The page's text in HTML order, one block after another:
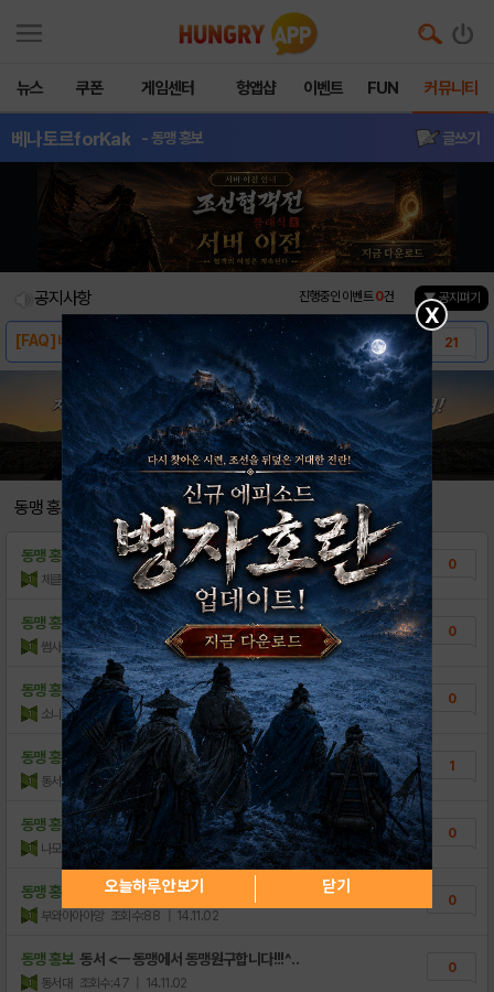
뉴스 쿠폰 게임센터 헝앱샵 이벤트 FUN 커뮤니티
베나토르forKak - 동맹 홍보 글쓰기
공지사항 진행중인 이벤트0건 ▼ 공지펴기
[FAQ] 베나토르 주요 질문 모음 21
[안내] 베나토르 상단 동영상 컨텐츠 추가
베나토르 for kakao :드래곤의 미궁 사..
[점검](완료) 10/22(목) 10:30 ~..
[안내] 서비스 종료 공지
[안내] 베나토르 for itembay 서비스..
[안내] 헝그리앱 TV 베나토르 방송안내 3
[등급표] 영웅등급표 (수정)
[공략&영상] 광역평타?! 신규영웅 블라디아
[공략&영상] 신규영웅 크누트
[베나토르 공략 영상 모음집]
[가이드] 알면 도움 되는 베나토르 가이드 5
[공략집] 반드시 읽어봐야하는 공략 모음집 v..
[안내] 쿠폰 오류 안내드립니다.
동맹 홍보
동맹 홍보 구글섭 동맹 가입하실분
체클꿀잼 조회수:101 | 14.11.20
0
동맹 홍보 구글홀릭동맹모집!
썸사이드 조회수:108 | 14.11.18
0
동맹 홍보 구글 Lucky 동맹원 모셔요^^
소니온 조회수:65 | 14.11.10
0
동맹 홍보 동서 동맹에서 같이 꾸려나가실 동맹원구합니다 ..
동서대 조회수:94 | 14.11.06
1
동맹 홍보 구썹 동맹 가입 원해여~
나모 조회수:37 | 14.11.03
0
동맹 홍보
부와아아아앙 조회수:88 | 14.11.02
0
동맹 홍보 동서 <ㅡ 동맹에서 동맹원구합니다!!!^..
동서대 조회수:47 | 14.11.02
0
X
오늘하루 안보기 닫기